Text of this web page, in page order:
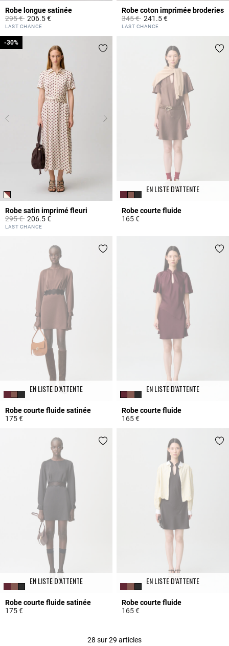
Robe longue satinée
Prix réduit à partir de
295 €à206.5 €
3,9 out of 5 Customer Rating
LAST CHANCE
Robe coton imprimée broderies
Prix réduit à partir de
345 €à241.5 €
4,9 out of 5 Customer Rating
LAST CHANCE
Robe satin imprimé fleuri
Prix réduit à partir de
295 €à
-30%
206.5 €
5 out of 5 Customer Rating
LAST CHANCE
-30%
EN LISTE D’ATTENTE
Robe courte fluide
165 €
EN LISTE D’ATTENTE
Robe courte fluide satinée
175 €
EN LISTE D’ATTENTE
Robe courte fluide
165 €
EN LISTE D’ATTENTE
Robe courte fluide satinée
175 €
EN LISTE D’ATTENTE
Robe courte fluide
165 €
28 sur 29 articles